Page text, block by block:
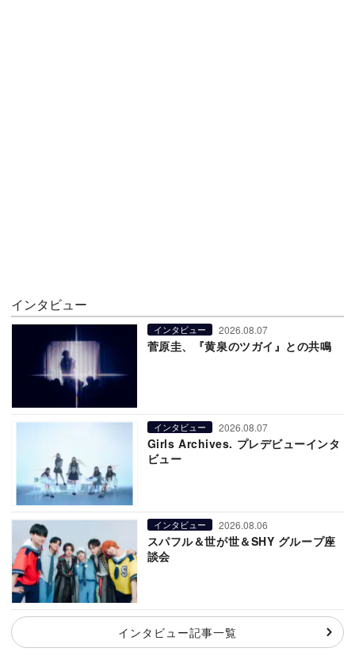
インタビュー
インタビュー 2026.08.07
菅原圭、『黄泉のツガイ』との共鳴
インタビュー 2026.08.07
Girls Archives. プレデビューインタ
ビュー
インタビュー 2026.08.06
スパフル＆世が世＆SHY グループ座
談会
インタビュー記事一覧